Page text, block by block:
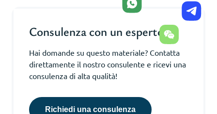
Consulenza con un esperto
Hai domande su questo materiale? Contatta
direttamente il nostro consulente e ricevi una
consulenza di alta qualità!
Richiedi una consulenza